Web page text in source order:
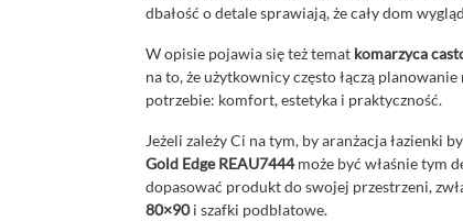
dbałość o detale sprawiają, że cały dom
W opisie pojawia się też temat komarzyca
na to, że użytkownicy często łączą
potrzebie: komfort, estetyka i praktyczność.
Jeżeli zależy Ci na tym, by aranżacja łazienki
Gold Edge REAU7444może być właśnie tym
dopasować produkt do swojej przestrzeni,
80×90i szafki podblatowe.